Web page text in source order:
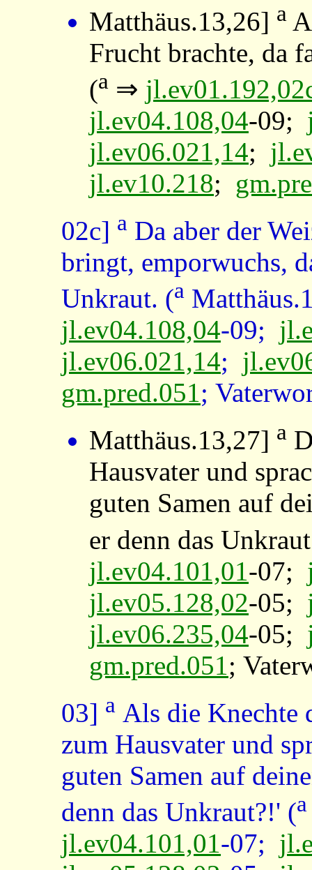
Matthäus.13,26] a
Frucht brachte, da
(a ⇒
jl.ev04.108,04-09;
jl.ev06.021,14;
jl.ev10.218;
02c] a Da aber der
bringt, emporwuchs,
Unkraut. (a
jl.ev04.108,04-09;
jl.ev06.021,14;
gm.pred.051;
Matthäus.13,27] a
Hausvater und
guten Samen auf
er denn das
jl.ev04.101,01 -07;
jl.ev05.128,02-05;
jl.ev06.235,04-05;
gm.pred.051 ;
03] a Als die Knechte
zum Hausvater und
guten Samen auf
denn das Unkraut?!' (a
jl.ev04.101,01 -07;